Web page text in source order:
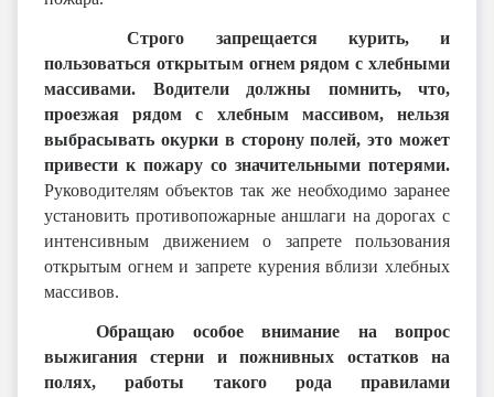
Строго запрещается курить, и
пользоваться открытым огнем рядом с хлебными
массивами.
Водители должны помнить, что,
проезжая рядом с хлебным массивом, нельзя
выбрасывать окурки в сторону полей, это может
привести к пожару со значительными потерями.
Руководителям объектов так же необходимо заранее
установить противопожарные аншлаги на дорогах с
интенсивным движением о запрете пользования
открытым огнем и запрете курения вблизи хлебных
массивов.
Обращаю особое внимание на вопрос
выжигания стерни и пожнивных остатков на
полях, работы такого рода правилами